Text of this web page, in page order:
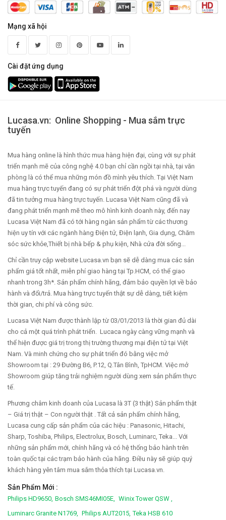
Mạng xã hội
Cài đặt ứng dụng
Lucasa.vn: Online Shopping - Mua sắm trực
tuyến
Mua hàng online là hình thức mua hàng hiện đại, cùng với sự phát
triển mạnh mẽ của công nghệ 4.0 bạn chỉ cần ngồi tại nhà, tại văn
phòng là có thể mua những món đồ mình yêu thích. Tại Việt Nam
mua hàng trực tuyến đang có sự phát triển đột phá và người dùng
đã tin tưởng mua hàng trực tuyến. Lucasa Việt Nam cũng đã và
đang phát triển mạnh mẽ theo mô hình kinh doanh này, đến nay
Lucasa Việt Nam đã có tới hàng ngàn sản phẩm từ các thương
hiện uy tín với các ngành hàng Điện tử, Điện lạnh, Gia dụng, Chăm
sóc sức khỏe,Thiết bị nhà bếp & phụ kiện, Nhà cửa đời sống...
Chỉ cần truy cập website Lucasa.vn bạn sẽ dễ dàng mua các sản
phẩm giá tốt nhất, miễn phí giao hàng tại Tp.HCM, có thể giao
nhanh trong 3h*. Sản phẩm chính hãng, đảm bảo quyền lợi về bảo
hành và đổi/trả. Mua hàng trực tuyến thật sự dễ dàng, tiết kiệm
thời gian, chi phí và công sức.
Lucasa Việt Nam được thành lập từ 03/01/2013 là thời gian đủ dài
cho cả một quá trình phát triển. Lucaca ngày càng vững mạnh và
thể hiện được giá trị trong thị trường thương mại điện tử tại Việt
Nam. Và minh chứng cho sự phát triển đó bằng việc mở
Showroom tại : 29 Đường B6, P.12, Q.Tân Bình, TpHCM. Việc mở
Showroom giúp tăng trải nghiệm người dùng xem sản phẩm thực
tế.
Phương châm kinh doanh của Lucasa là 3T (3 thật) Sản phẩm thật
– Giá trị thật – Con người thật . Tất cả sản phẩm chính hãng,
Lucasa cung cấp sản phẩm của các hiệu : Panasonic, Hitachi,
Sharp, Toshiba, Philips, Electrolux, Bosch, Luminarc, Teka... Với
những sản phẩm mới, chính hãng và có hệ thống bảo hành trên
toàn quốc tại các trạm bảo hành của hãng. Điều này sẽ giúp quý
khách hàng yên tâm mua sắm thỏa thích tại Lucasa.vn.
Sản Phẩm Mới :
Philips HD9650, Bosch SMS46MI05E, Winix Tower QSW ,
Luminarc Granite N1769, Philips AUT2015, Teka HSB 610